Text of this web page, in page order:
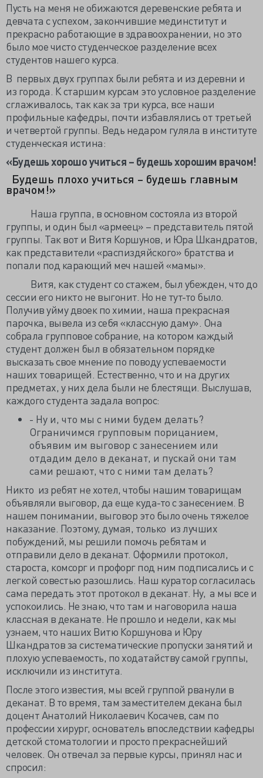
Пусть на меня не обижаются деревенские ребята и
девчата с успехом, закончившие мединститут и
прекрасно работающие в здравоохранении, но это
было мое чисто студенческое разделение всех
студентов нашего курса.
В первых двух группах были ребята и из деревни и
из города. К старшим курсам это условное разделение
сглаживалось, так как за три курса, все наши
профильные кафедры, почти избавлялись от третьей
и четвертой группы. Ведь недаром гуляла в институте
студенческая истина:
«Будешь хорошо учиться – будешь хорошим врачом!
Будешь плохо учиться – будешь главным
врачом!»
Наша группа, в основном состояла из второй
группы, и один был «армеец» – представитель пятой
группы. Так вот и Витя Коршунов, и Юра Шкандратов,
как представители «распиздяйского» братства и
попали под карающий меч нашей «мамы».
Витя, как студент со стажем, был убежден, что до
сессии его никто не выгонит. Но не тут-то было.
Получив уйму двоек по химии, наша прекрасная
парочка, вывела из себя «классную даму». Она
собрала групповое собрание, на котором каждый
студент должен был в обязательном порядке
высказать свое мнение по поводу успеваемости
наших товарищей. Естественно, что и на других
предметах, у них дела были не блестящи. Выслушав,
каждого студента задала вопрос:
- Ну и, что мы с ними будем делать?
Ограничимся групповым порицанием,
объявим им выговор с занесением или
отдадим дело в деканат, и пускай они там
сами решают, что с ними там делать?
Никто из ребят не хотел, чтобы нашим товарищам
объявляли выговор, да еще куда-то с занесением. В
нашем понимании, выговор это было очень тяжелое
наказание. Поэтому, думая, только из лучших
побуждений, мы решили помочь ребятам и
отправили дело в деканат. Оформили протокол,
староста, комсорг и профорг под ним подписались и с
легкой совестью разошлись. Наш куратор согласилась
сама передать этот протокол в деканат. Ну, а мы все и
успокоились. Не знаю, что там и наговорила наша
классная в деканате. Не прошло и недели, как мы
узнаем, что наших Витю Коршунова и Юру
Шкандратов за систематические пропуски занятий и
плохую успеваемость, по ходатайству самой группы,
исключили из института.
После этого известия, мы всей группой рванули в
деканат. В то время, там заместителем декана был
доцент Анатолий Николаевич Косачев, сам по
профессии хирург, основатель впоследствии кафедры
детской стоматологии и просто прекраснейший
человек. Он отвечал за первые курсы, принял нас и
спросил: